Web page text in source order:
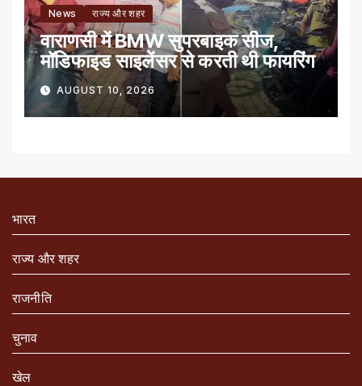
News राज्य और शहर
वाराणसी में BMW सुपरबाइक सीज,
मॉडिफाइड साइलेंसर से करती थी फायरिंग
AUGUST 10, 2026
भारत
राज्य और शहर
राजनीति
चुनाव
खेल